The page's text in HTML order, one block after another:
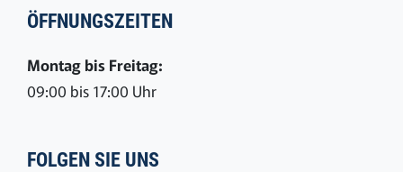
ÖFFNUNGSZEITEN
Montag bis Freitag:
09:00 bis 17:00 Uhr
FOLGEN SIE UNS